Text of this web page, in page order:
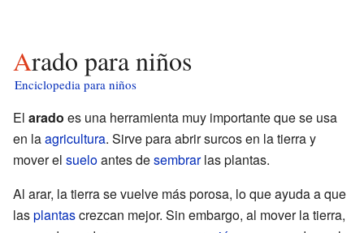
Arado para niños
Enciclopedia para niños
El arado es una herramienta muy importante que se usa
en laagricultura. Sirve para abrir surcos en la tierra y
mover el sueloantes desembrarlas plantas.
Al arar, la tierra se vuelve más porosa, lo que ayuda a que
lasplantascrezcan mejor. Sin embargo, al mover la tierra,